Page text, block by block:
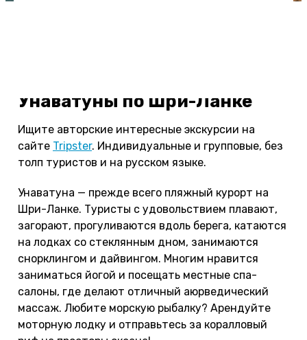
Унаватуны по Шри-Ланке
Ищите авторские интересные экскурсии на
сайте Tripster. Индивидуальные и групповые, без
толп туристов и на русском языке.
Унаватуна — прежде всего пляжный курорт на
Шри-Ланке. Туристы с удовольствием плавают,
загорают, прогуливаются вдоль берега, катаются
на лодках со стеклянным дном, занимаются
снорклингом и дайвингом. Многим нравится
заниматься йогой и посещать местные спа-
салоны, где делают отличный аюрведический
массаж. Любите морскую рыбалку? Арендуйте
моторную лодку и отправьтесь за коралловый